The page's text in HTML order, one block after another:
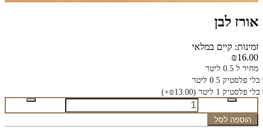
אורז לבן
זמינות: קיים במלאי
₪16.00
מחיר ל 0.5 ליטר
כלי פלסטיק 0.5 ליטר
כלי פלסטיק 1 ליטר
(₪13.00+)
הוספה לסל